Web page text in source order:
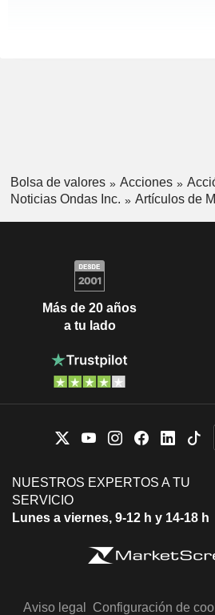
Bolsa de valores Acciones
Noticias Ondas Inc.
Artículos de
Más de 20 años
a tu lado
NUESTROS EXPERTOS A TU
SERVICIO
Lunes a viernes, 9-12 h y 14-18 h
Aviso legal Configuración de